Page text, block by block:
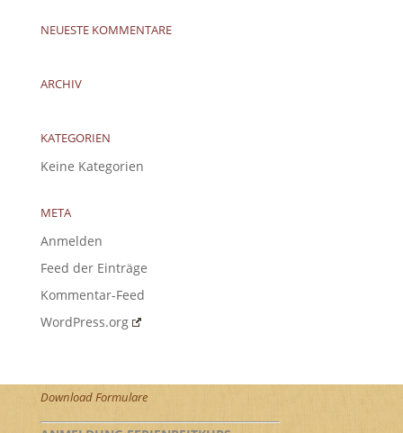
NEUESTE KOMMENTARE
ARCHIV
KATEGORIEN
Keine Kategorien
META
Anmelden
Feed der Einträge
Kommentar-Feed
WordPress.org
Download Formulare